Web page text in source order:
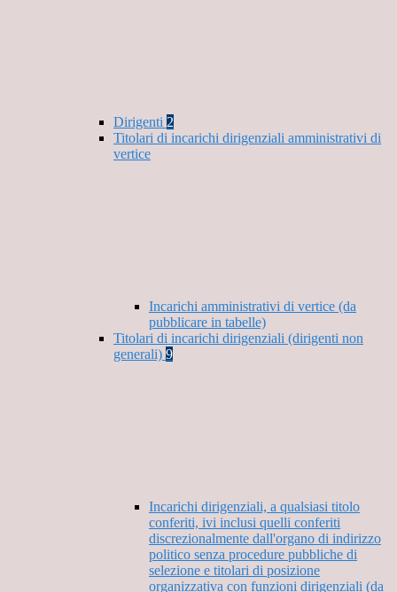
Dirigenti 2
Titolari di incarichi dirigenziali amministrativi di
vertice
Incarichi amministrativi di vertice (da
pubblicare in tabelle)
Titolari di incarichi dirigenziali (dirigenti non
generali) 9
Incarichi dirigenziali, a qualsiasi titolo
conferiti, ivi inclusi quelli conferiti
discrezionalmente dall'organo di indirizzo
politico senza procedure pubbliche di
selezione e titolari di posizione
organizzativa con funzioni dirigenziali (da